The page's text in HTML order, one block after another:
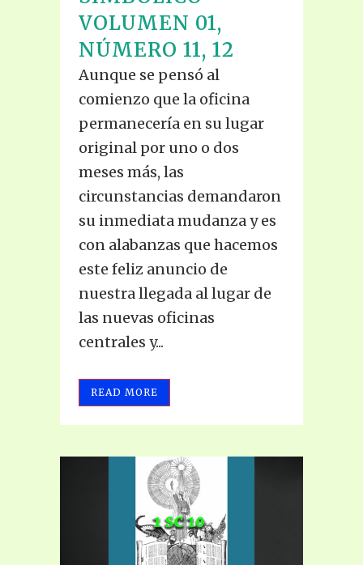
VOLUMEN 01,
NÚMERO 11, 12
Aunque se pensó al
comienzo que la oficina
permanecería en su lugar
original por uno o dos
meses más, las
circunstancias demandaron
su inmediata mudanza y es
con alabanzas que hacemos
este feliz anuncio de
nuestra llegada al lugar de
las nuevas oficinas
centrales y...
READ MORE